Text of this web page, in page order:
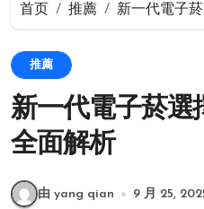
首页 推薦 新一代電子
推薦
新一代電子菸選
全面解析
由 yang qian 9 月 25,